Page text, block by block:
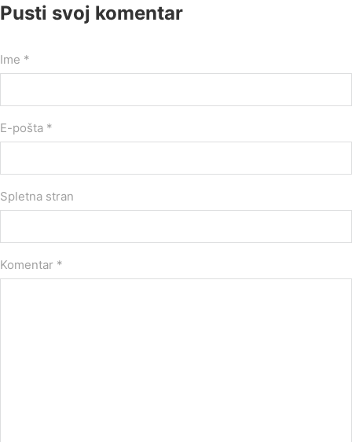
Pusti svoj komentar
Ime *
E-pošta *
Spletna stran
Komentar *